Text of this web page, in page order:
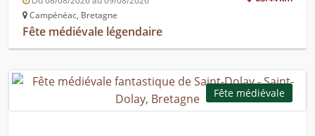
Campénéac, Bretagne
Fête médiévale légendaire
Fête médiévale